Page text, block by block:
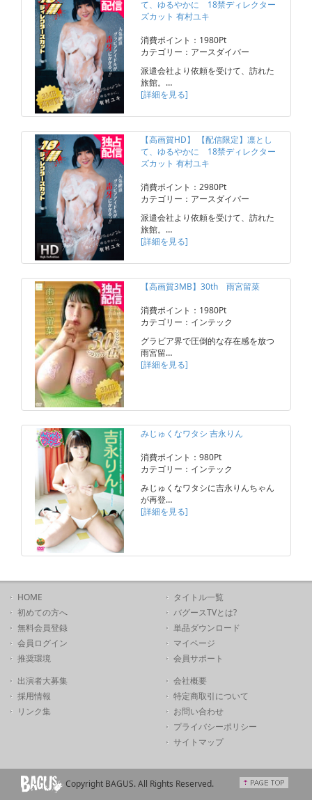
て、ゆるやかに 18禁ディレクター
ズカット 有村ユキ
消費ポイント：1980Pt
カテゴリー：アースダイバー
派遣会社より依頼を受けて、訪れた
旅館。…
[詳細を見る]
【高画質HD】 【配信限定】凛とし
て、ゆるやかに 18禁ディレクター
ズカット 有村ユキ
消費ポイント：2980Pt
カテゴリー：アースダイバー
派遣会社より依頼を受けて、訪れた
旅館。…
[詳細を見る]
【高画質3MB】30th 雨宮留菜
消費ポイント：1980Pt
カテゴリー：インテック
グラビア界で圧倒的な存在感を放つ
雨宮留…
[詳細を見る]
みじゅくなワタシ 吉永りん
消費ポイント：980Pt
カテゴリー：インテック
みじゅくなワタシに吉永りんちゃん
が再登…
[詳細を見る]
HOME
初めての方へ
無料会員登録
会員ログイン
推奨環境
タイトル一覧
バグースTVとは?
単品ダウンロード
マイページ
会員サポート
出演者大募集
採用情報
リンク集
会社概要
特定商取引について
お問い合わせ
プライバシーポリシー
サイトマップ
Copyright BAGUS. All Rights Reserved.